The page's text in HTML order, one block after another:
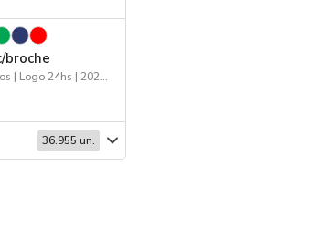
broche
Gorros | Próximos Arribos | Logo 24hs | 2026 Minería
36.955 un.